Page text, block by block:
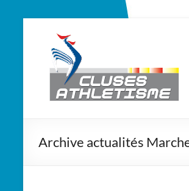
Archive actualités